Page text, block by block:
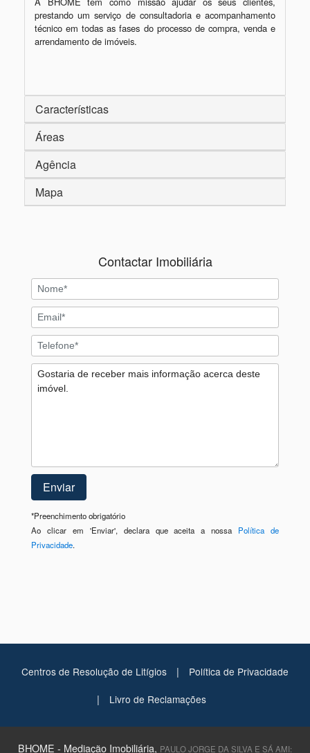
prestando um serviço de consultadoria e acompanhamento
técnico em todas as fases do processo de compra, venda e
arrendamento de imóveis.
Características
Áreas
Agência
Mapa
Contactar Imobiliária
*Preenchimento obrigatório
Ao clicar em 'Enviar', declara que aceita a nossa Política de
Privacidade.
Centros de Resolução de Litígios | Política de Privacidade
| Livro de Reclamações
BHOME - Mediação Imobiliária, PAULO JORGE DA SILVA E SÁ AMI: